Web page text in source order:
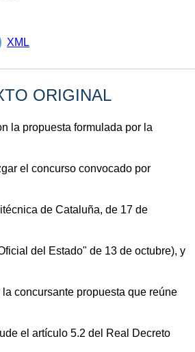
XML
ORIGINAL
la propuesta formulada por la
el concurso convocado por
de Cataluña, de 17 de
del Estado" de 13 de octubre), y
concursante propuesta que reúne
el artículo 5.2 del Real Decreto